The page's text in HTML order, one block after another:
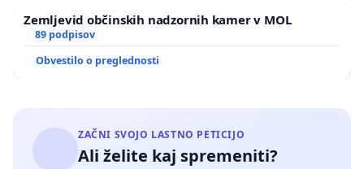
Zemljevid občinskih nadzornih kamer v MOL
89 podpisov
Obvestilo o preglednosti
ZAČNI SVOJO LASTNO PETICIJO
Ali želite kaj spremeniti?